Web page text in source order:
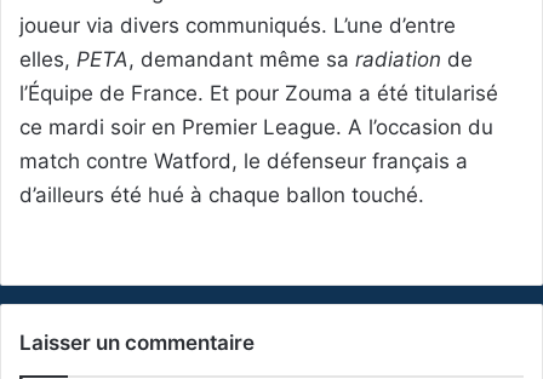
joueur via divers communiqués. L’une d’entre
elles, PETA, demandant même sa radiation de
l’Équipe de France. Et pour Zouma a été titularisé
ce mardi soir en Premier League. A l’occasion du
match contre Watford, le défenseur français a
d’ailleurs été hué à chaque ballon touché.
Laisser un commentaire